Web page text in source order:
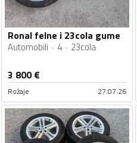
Ronal felne i 23cola gume
Automobili 4 23cola
3 800€
Rožaje 27.07.26